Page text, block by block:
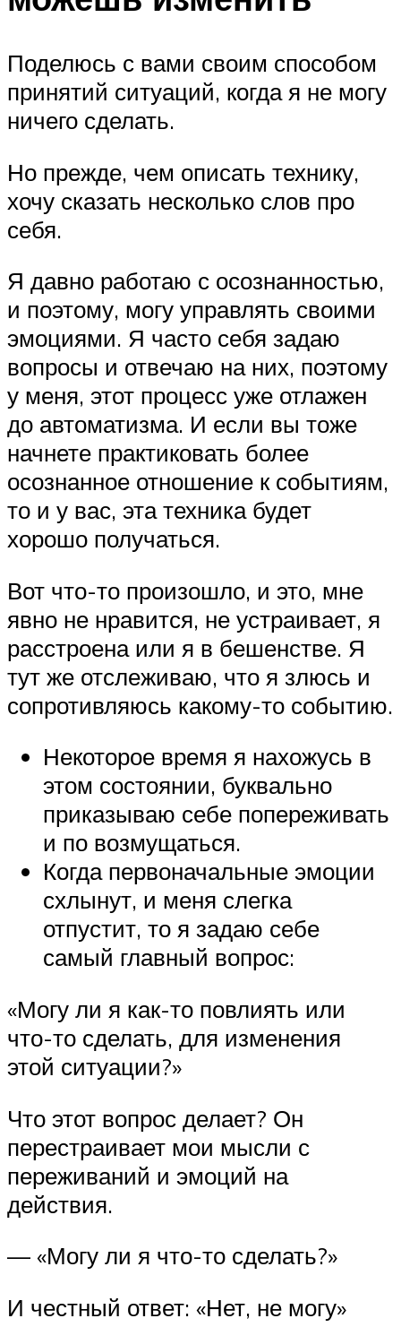
Поделюсь с вами своим способом
принятий ситуаций, когда я не могу
ничего сделать.
Но прежде, чем описать технику,
хочу сказать несколько слов про
себя.
Я давно работаю с осознанностью,
и поэтому, могу управлять своими
эмоциями. Я часто себя задаю
вопросы и отвечаю на них, поэтому
у меня, этот процесс уже отлажен
до автоматизма. И если вы тоже
начнете практиковать более
осознанное отношение к событиям,
то и у вас, эта техника будет
хорошо получаться.
Вот что-то произошло, и это, мне
явно не нравится, не устраивает, я
расстроена или я в бешенстве. Я
тут же отслеживаю, что я злюсь и
сопротивляюсь какому-то событию.
Некоторое время я нахожусь в
этом состоянии, буквально
приказываю себе попереживать
и по возмущаться.
Когда первоначальные эмоции
схлынут, и меня слегка
отпустит, то я задаю себе
самый главный вопрос:
«Могу ли я как-то повлиять или
что-то сделать, для изменения
этой ситуации?»
Что этот вопрос делает? Он
перестраивает мои мысли с
переживаний и эмоций на
действия.
— «Могу ли я что-то сделать?»
И честный ответ: «Нет, не могу»